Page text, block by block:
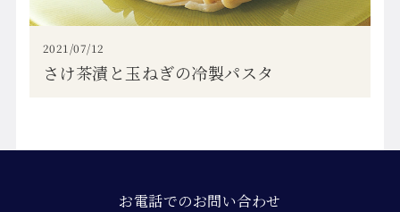
2021/07/12
さけ茶漬と玉ねぎの冷製パスタ
お電話でのお問い合わせ